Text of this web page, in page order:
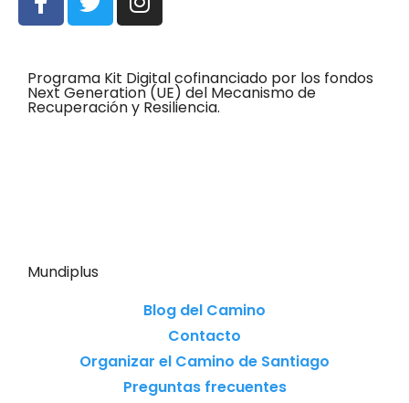
Programa Kit Digital cofinanciado por los fondos
Next Generation (UE) del Mecanismo de
Recuperación y Resiliencia.
Mundiplus
Blog del Camino
Contacto
Organizar el Camino de Santiago
Preguntas frecuentes